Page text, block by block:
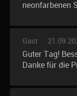
neonfarbenen
Gast
Guter Tag!
Danke für die